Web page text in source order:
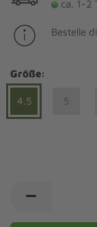
ca. 1-2
Bestelle
Größe:
4.5 5